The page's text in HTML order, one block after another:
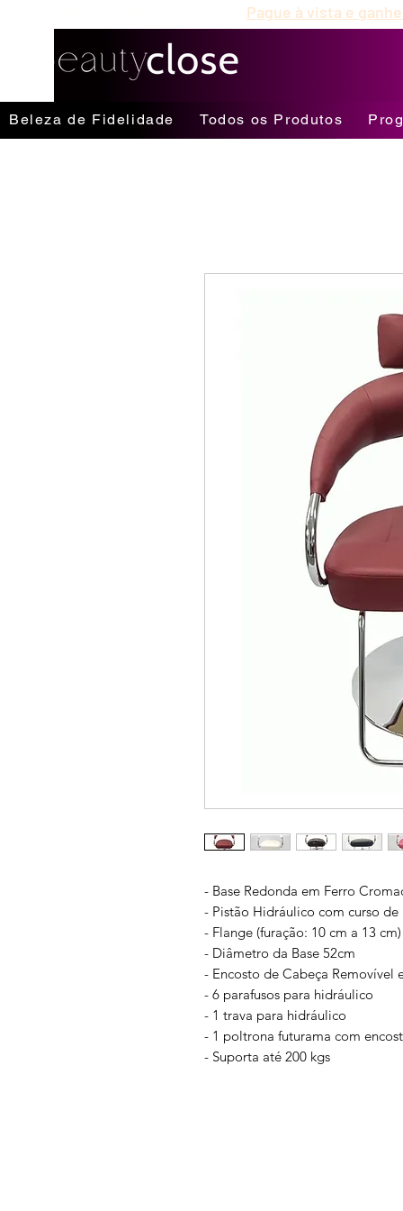
Pague à vista e
Beleza de Fidelidade Todos os Produtos
- Base Redonda em Ferro
- Pistão Hidráulico com curso de
- Flange (furação: 10 cm a 13 cm)
- Diâmetro da Base 52cm
- Encosto de Cabeça Removível
- 6 parafusos para hidráulico
- 1 trava para hidráulico
- 1 poltrona futurama com
- Suporta até 200 kgs